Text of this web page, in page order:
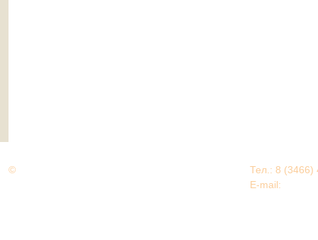
©
Тел.: 8 (3466)
E-mail: